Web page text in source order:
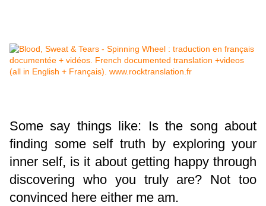
Some say things like: Is the song about
finding some self truth by exploring your
inner self, is it about getting happy through
discovering who you truly are? Not too
convinced here either me am.